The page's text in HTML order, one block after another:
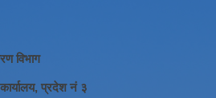
विभाग
प्रदेश नं ३